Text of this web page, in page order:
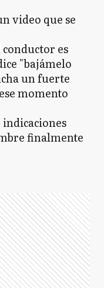
video que se
conductor es
"bajámelo
un fuerte
momento
indicaciones
finalmente